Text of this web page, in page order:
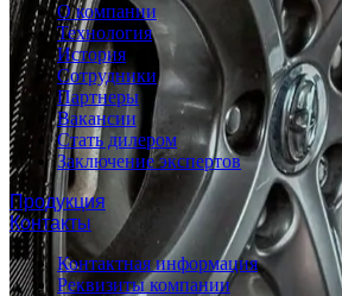
О компании
Технология
История
Сотрудники
Партнеры
Вакансии
Стать дилером
Заключение экспертов
Продукция
Контакты
Контактная информация
Реквизиты компании